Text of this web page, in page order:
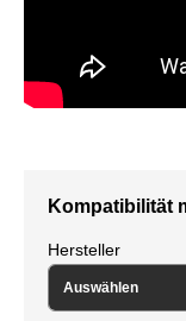
Kompatibilität
Hersteller